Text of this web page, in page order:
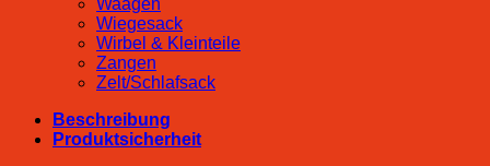
Waagen
Wiegesack
Wirbel & Kleinteile
Zangen
Zelt/Schlafsack
Beschreibung
Produktsicherheit